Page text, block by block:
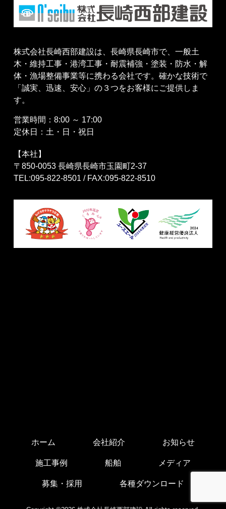
株式会社長崎西部建設は、長崎県長崎市で、一般土
木・維持工事・港湾工事・耐震補強・塗装・防水・解
体・漁場整備事業等に携わる会社です。確かな技術で
「誠実、迅速、安心」の３つをお客様にご提供しま
す。
営業時間：8:00 ～ 17:00
定休日：土・日・祝日
【本社】
〒850-0053 長崎県長崎市玉園町2-37
TEL:095-822-8501 / FAX:095-822-8510
ホーム 会社紹介 お知らせ
施工事例 船舶 メディア
募集・採用 各種ダウンロード